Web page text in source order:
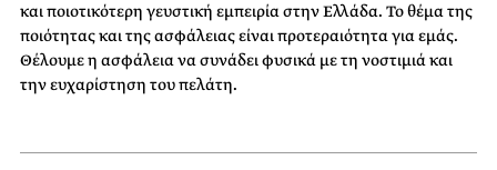
και ποιοτικότερη γευστική εμπειρία στην Ελλάδα. Το θέμα της
ποιότητας και της ασφάλειας είναι προτεραιότητα για εμάς.
Θέλουμε η ασφάλεια να συνάδει φυσικά με τη νοστιμιά και
την ευχαρίστηση του πελάτη.